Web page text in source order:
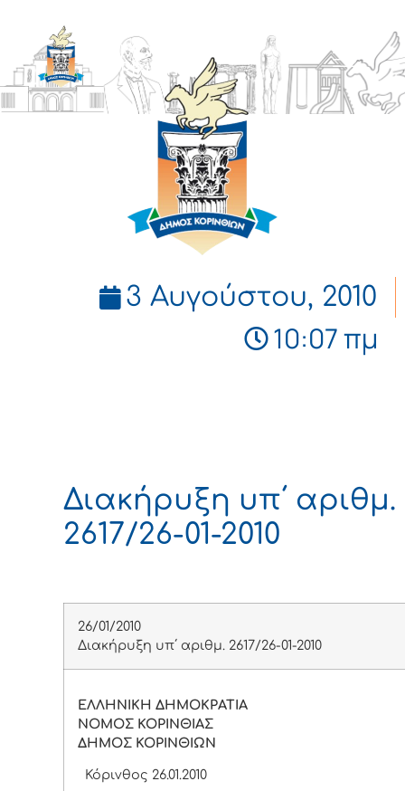
ΔΗΜΟΣ
ΚΟΡΙΝΘΙΩΝ
3 Αυγούστου, 2010
10:07 πμ
Διακήρυξη υπ΄ αριθμ.
2617/26-01-2010
26/01/2010
Διακήρυξη υπ΄ αριθμ. 2617/26-01-2010
ΕΛΛΗΝΙΚΗ ΔΗΜΟΚΡΑΤΙΑ
ΝΟΜΟΣ ΚΟΡΙΝΘΙΑΣ
ΔΗΜΟΣ ΚΟΡΙΝΘΙΩΝ
Κόρινθος 26.01.2010